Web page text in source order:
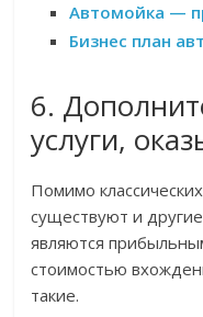
Автомойка —
Бизнес план
6.
услуги,
Помимо
существуют и
являются
стоимостью
такие.